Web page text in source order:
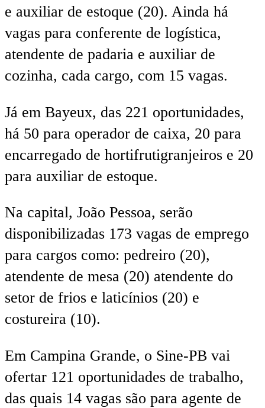
e auxiliar de estoque (20). Ainda há
vagas para conferente de logística,
atendente de padaria e auxiliar de
cozinha, cada cargo, com 15 vagas.
Já em Bayeux, das 221 oportunidades,
há 50 para operador de caixa, 20 para
encarregado de hortifrutigranjeiros e 20
para auxiliar de estoque.
Na capital, João Pessoa, serão
disponibilizadas 173 vagas de emprego
para cargos como: pedreiro (20),
atendente de mesa (20) atendente do
setor de frios e laticínios (20) e
costureira (10).
Em Campina Grande, o Sine-PB vai
ofertar 121 oportunidades de trabalho,
das quais 14 vagas são para agente de